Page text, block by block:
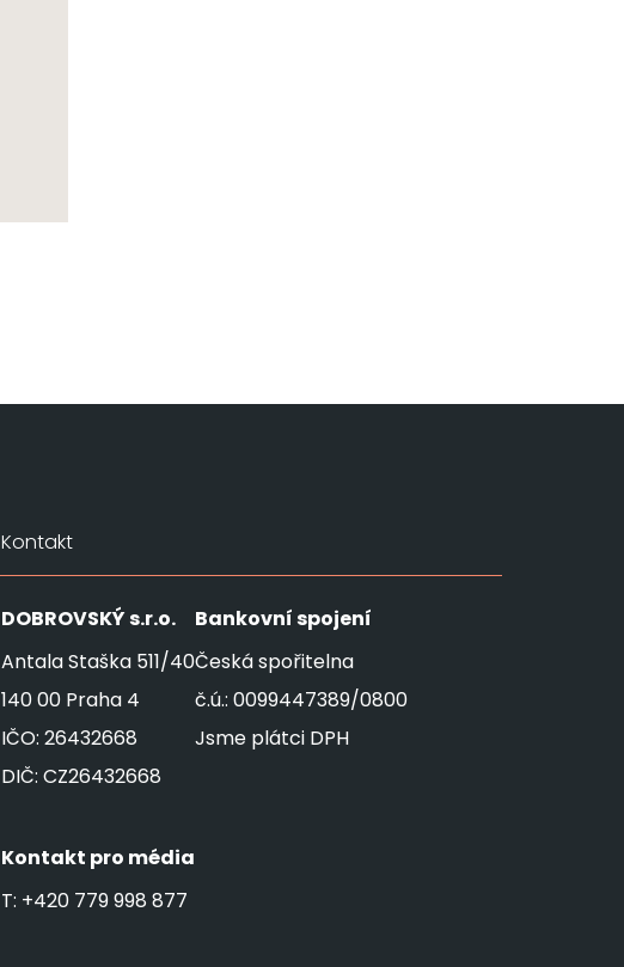
Kontakt
DOBROVSKÝs.r.o.
Antala Staška 511/40
140 00 Praha 4
IČO: 26432668
DIČ: CZ26432668
Bankovní spojení
Česká spořitelna
č.ú.: 0099447389/0800
Jsme plátci DPH
Kontakt pro média
T: +420 779 998 877